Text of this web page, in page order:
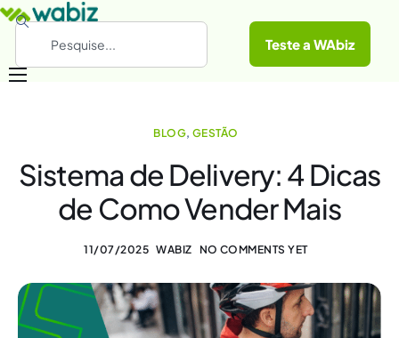
Materiais Gratuitos
Teste a WAbiz
BLOG, GESTÃO
Sistema de Delivery: 4 Dicas
de Como Vender Mais
11/07/2025 WABIZ NO COMMENTS YET